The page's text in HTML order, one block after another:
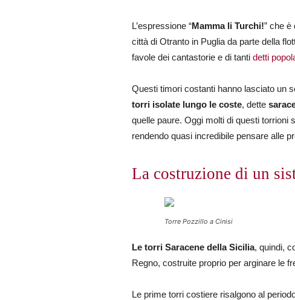
L’espressione “Mamma li Turchi!” che è
città di Otranto in Puglia da parte della
favole dei cantastorie e di tanti detti
Questi timori costanti hanno lasciato un
torri isolate lungo le coste, dette
quelle paure. Oggi molti di questi torrioni
rendendo quasi incredibile pensare alle
La costruzione di un
Torre Pozzillo a Cinisi
Le torri Saracene della Sicilia, quindi,
Regno, costruite proprio per arginare le
Le prime torri costiere risalgono al